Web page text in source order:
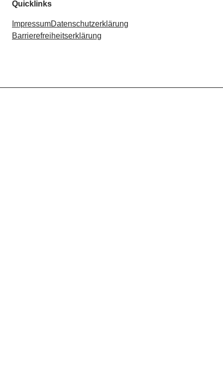
Quicklinks
ImpressumDatenschutzerklärung
Barrierefreiheitserklärung